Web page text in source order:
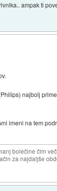
ampak ti
najbolj
imeni na tem
bolečine čim
za najdaljše